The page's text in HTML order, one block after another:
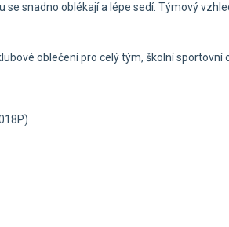
se snadno oblékají a lépe sedí. Týmový
oblečení pro celý tým, školní sportovní